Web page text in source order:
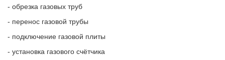
- обрезка газовых труб
- перенос газовой трубы
- подключение газовой плиты
- установка газового счётчика